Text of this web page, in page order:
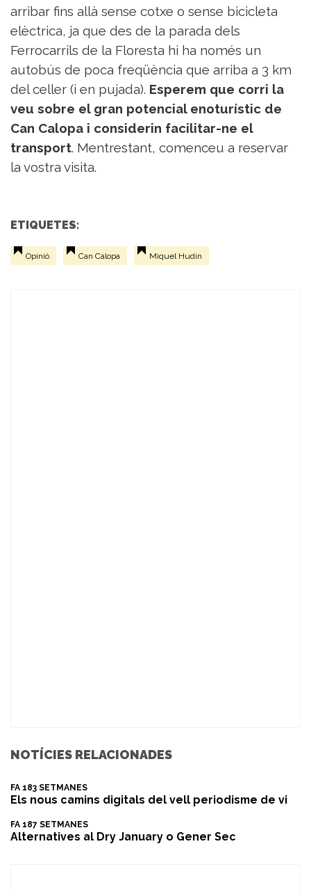
arribar fins allà sense cotxe o sense bicicleta
elèctrica, ja que des de la parada dels
Ferrocarrils de la Floresta hi ha només un
autobús de poca freqüència que arriba a 3 km
del celler (i en pujada). Esperem que corri la
veu sobre el gran potencial enoturístic de
Can Calopa i considerin facilitar-ne el
transport. Mentrestant, comenceu a reservar
la vostra visita.
ETIQUETES:
Opinió Can Calopa Miquel Hudin
NOTÍCIES RELACIONADES
FA 183 SETMANES
Els nous camins digitals del vell periodisme de vi
FA 187 SETMANES
​Alternatives al Dry January o Gener Sec